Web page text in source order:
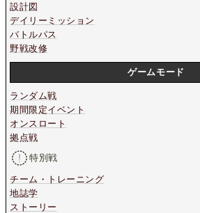
設計図
デイリーミッション
バトルパス
野戦改修
ゲームモード
ランダム戦
期間限定イベント
オンスロート
拠点戦
特別戦
チーム・トレーニング
地誌学
ストーリー